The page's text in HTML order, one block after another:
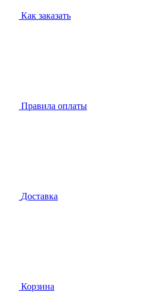
Как заказать
Правила оплаты
Доставка
Корзина